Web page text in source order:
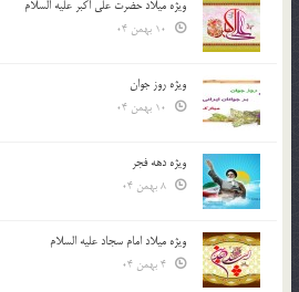
ویژه میلاد حضرت علی اکبر علیه السلام
ویژه روز جوان
ویژه دهه فجر
ویژه میلاد امام سجاد علیه السلام